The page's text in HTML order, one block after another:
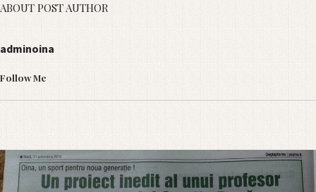
ABOUT POST AUTHOR
adminoina
Follow Me